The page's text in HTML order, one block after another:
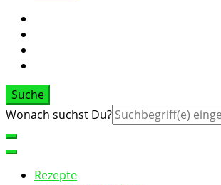
Suche
Suche
Wonach suchst Du?
Rezepte